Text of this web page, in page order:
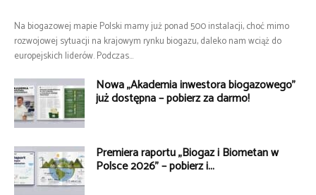
Na biogazowej mapie Polski mamy już ponad 500 instalacji, choć mimo
rozwojowej sytuacji na krajowym rynku biogazu, daleko nam wciąż do
europejskich liderów. Podczas...
Nowa „Akademia inwestora biogazowego”
już dostępna – pobierz za darmo!
Premiera raportu „Biogaz i Biometan w
Polsce 2026” – pobierz i...